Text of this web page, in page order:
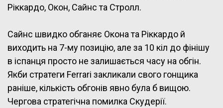
Ріккардо, Окон, Сайнс та Стролл.
Сайнс швидко обганяє Окона та Ріккардо й
виходить на 7-му позицію, але за 10 кіл до фінішу
в іспанця просто не залишається часу на обгін.
Якби стратеги Ferrari закликали свого гонщика
раніше, кількість обгонів явно була б вищою.
Чергова стратегічна помилка Скудерії.